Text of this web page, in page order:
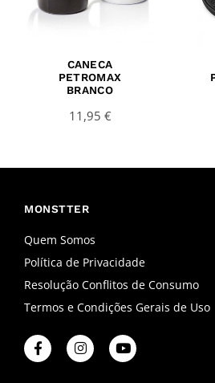
CANECA
PETROMAX
BRANCO
11,95 €
MONSTTER
Quem Somos
Política de Privacidade
Resolução Conflitos de Consumo
Termos e Condições Gerais de Uso
F
a
c
I
n
s
Y
o
u